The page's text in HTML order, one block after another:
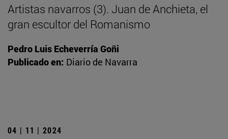
Artistas navarros (3). Juan de Anchieta, el
gran escultor del Romanismo
Pedro Luis Echeverría Goñi
Publicado en: Diario de Navarra
04 | 11 | 2024